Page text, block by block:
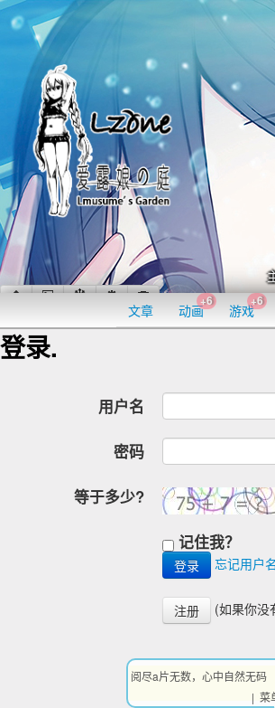
文章 动画
+6
游戏
+6
登录.
用户名
密码
等于多少?
记住我？
忘记用户
注册 (如果你没
阅尽a片无数，心中自然无码
| 菜